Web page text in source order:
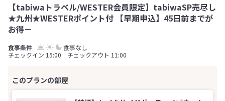
【tabiwaトラベル/WESTER会員限定】tabiwaSP売尽し
★九州★WESTERポイント付 【早期申込】45日前までが
お得－
食事なし
チェックイン 15:00 チェックアウト 11:00